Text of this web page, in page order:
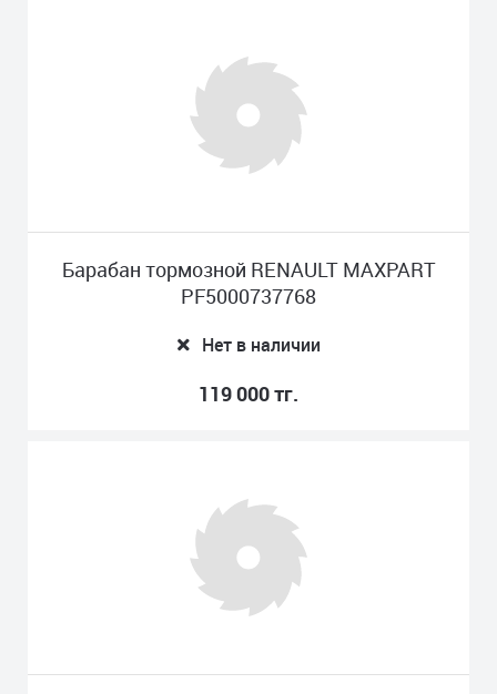
Барабан тормозной RENAULT MAXPART
PF5000737768
Нет в наличии
119 000 тг.